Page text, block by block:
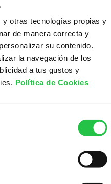
y otras tecnologías propias y
de manera correcta y
su contenido.
la navegación de los
a tus gustos y
Política de Cookies
la vida de las personas.